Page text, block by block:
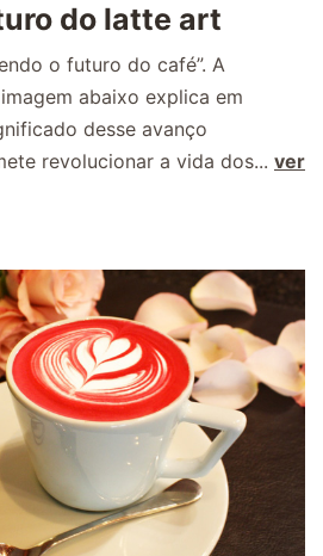
do latte art
o futuro do café”. A
abaixo explica em
desse avanço
revolucionar a vida dos... ver